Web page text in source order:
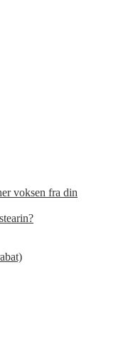
voksen fra din